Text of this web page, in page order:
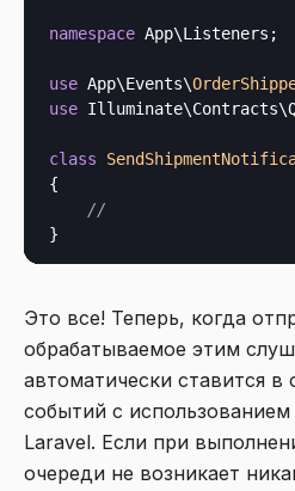
namespace App\Listeners;
use App\Events\
use
class
{
//
Это все! Теперь, когда
обрабатываемое этим
автоматически ставится
событий с использованием
Laravel. Если при
очереди не возникает